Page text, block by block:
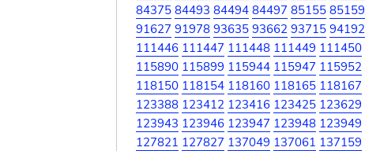
84375 84493 84494 84497 85155 85159
91627 91978 93635 93662 93715 94192
111446 111447 111448 111449 111450
115890 115899 115944 115947 115952
118150 118154 118160 118165 118167
123388 123412 123416 123425 123629
123943 123946 123947 123948 123949
127821 127827 137049 137061 137159